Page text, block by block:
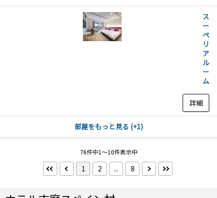
小さなお子様お泊り応援
シーズンディナープラン
饗宴プラン
プレミアムパスポ－ト付
選択を全て解除する
検索する
ス
ー
ペ
リ
ア
ル
ー
ム
詳細
部屋をもっと見る (+1)
76件中1～10件表示中
1 2 ... 8